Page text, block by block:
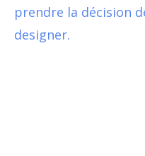
prendre la décision
designer.